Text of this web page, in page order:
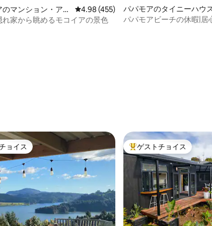
4.96つ星の平均評価
のマンション・アパ
レビュー455件、5つ星中4.98つ星の平均
4.98 (455)
れ家から眺めるモコイアの景色
パパモアのタイニーハウ
パパモアビーチの休暇|居
ョイス
ョイス 大好評のゲストチョイス
ゲストチョイス